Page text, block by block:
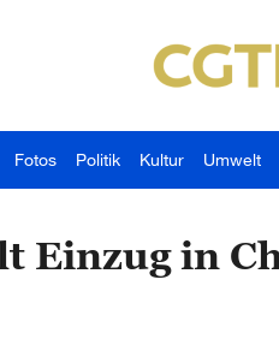
Fotos Politik Kultur Umwelt
Einzug in